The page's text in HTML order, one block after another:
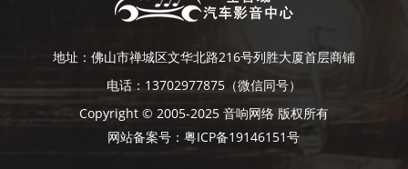
地址：佛山市禅城区文华北路216号列胜大厦首层商铺
电话：13702977875（微信同号）
Copyright © 2005-2025 音响网络版权所有
网站备案号：粤ICP备19146151号